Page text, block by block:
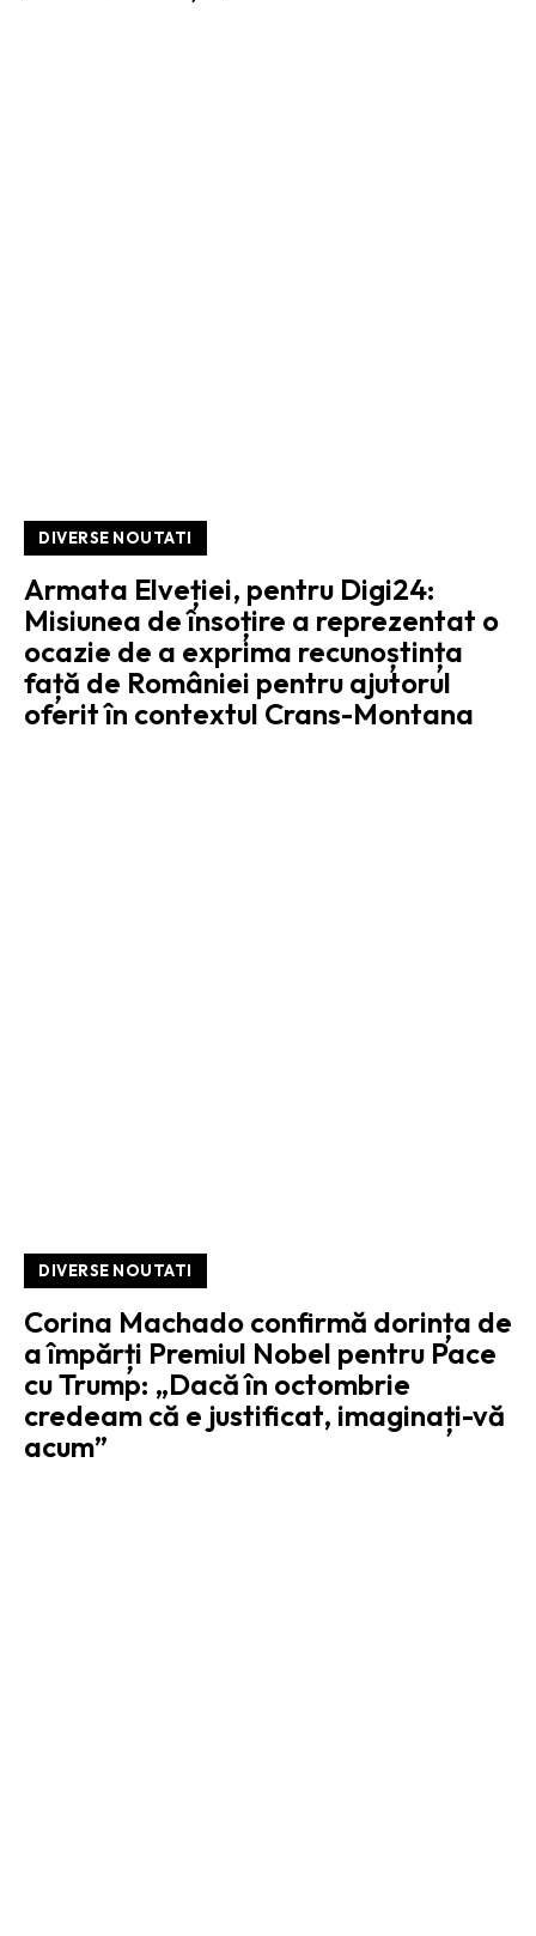
DIVERSE NOUTATI
Armata Elveției, pentru Digi24:
Misiunea de însoțire a reprezentat o
ocazie de a exprima recunoștința
față de României pentru ajutorul
oferit în contextul Crans-Montana
DIVERSE NOUTATI
Corina Machado confirmă dorința de
a împărți Premiul Nobel pentru Pace
cu Trump: „Dacă în octombrie
credeam că e justificat, imaginați-vă
acum”